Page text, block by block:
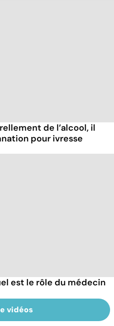
de l’alcool, il
pour ivresse
est le rôle du médecin
vidéos